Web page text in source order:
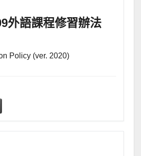
外語課程修習辦法
Policy (ver. 2020)